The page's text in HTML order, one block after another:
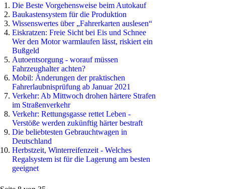
Die Beste Vorgehensweise beim Autokauf
Baukastensystem für die Produktion
Wissenswertes über „Fahrerkarten auslesen“
Eiskratzen: Freie Sicht bei Eis und Schnee
Wer den Motor warmlaufen lässt, riskiert ein
Bußgeld
Autoentsorgung - worauf müssen
Fahrzeughalter achten?
Mobil: Änderungen der praktischen
Fahrerlaubnisprüfung ab Januar 2021
Verkehr: Ab Mittwoch drohen härtere Strafen
im Straßenverkehr
Verkehr: Rettungsgasse rettet Leben -
Verstöße werden zukünftig härter bestraft
Die beliebtesten Gebrauchtwagen in
Deutschland
Herbstzeit, Winterreifenzeit - Welches
Regalsystem ist für die Lagerung am besten
geeignet